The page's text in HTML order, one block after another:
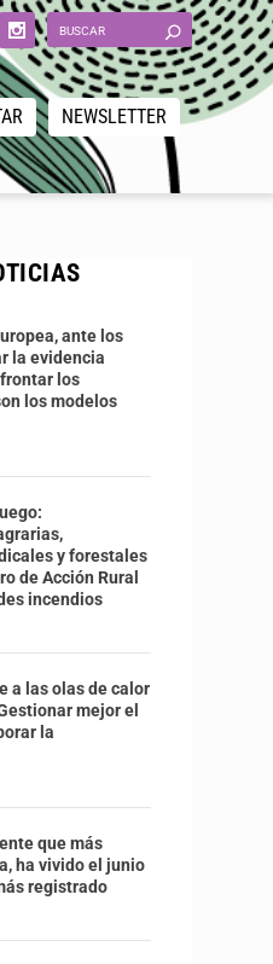
NEWSLETTER
ante los
la evidencia
los
los modelos
y forestales
de Acción Rural
incendios
a las olas de calor
mejor el
la
que más
ha vivido el junio
registrado